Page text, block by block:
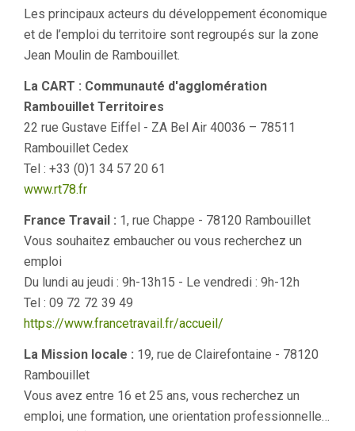
Les principaux acteurs du développement économique
et de l’emploi du territoire sont regroupés sur la zone
Jean Moulin de Rambouillet.
La CART : Communauté d'agglomération
Rambouillet Territoires
22 rue Gustave Eiffel - ZA Bel Air 40036 – 78511
Rambouillet Cedex
Tel : +33 (0)1 34 57 20 61
www.rt78.fr
France Travail : 1, rue Chappe - 78120 Rambouillet
Vous souhaitez embaucher ou vous recherchez un
emploi
Du lundi au jeudi : 9h-13h15 - Le vendredi : 9h-12h
Tel : 09 72 72 39 49
https://www.francetravail.fr/accueil/
La Mission locale : 19, rue de Clairefontaine - 78120
Rambouillet
Vous avez entre 16 et 25 ans, vous recherchez un
emploi, une formation, une orientation professionnelle…